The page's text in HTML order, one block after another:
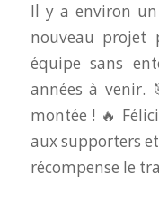
Il y a environ
nouveau projet
équipe sans
années à venir.
montée ! 🔥
aux supporters
récompense le